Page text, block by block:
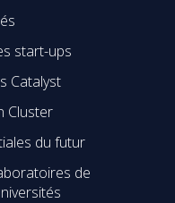
start-ups
Catalyst
Cluster
du futur
de